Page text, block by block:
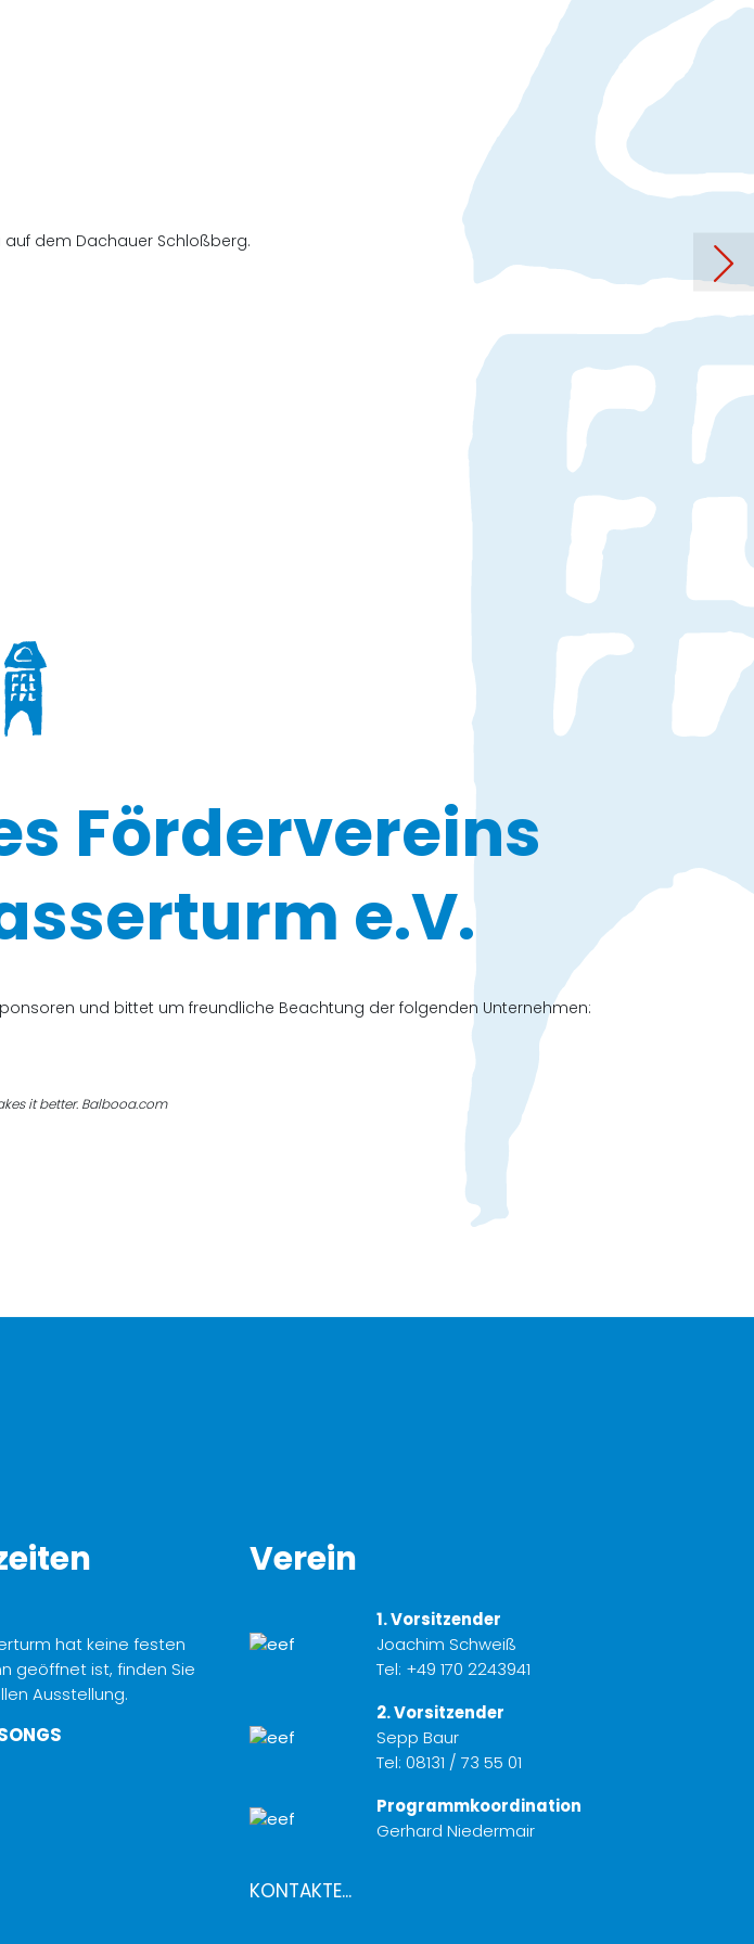
dem Dachauer Schloßberg.
Vorheriger Beitrag: Öffnungszeiten
Fördervereins
e.V.
und bittet um freundliche Beachtung der folgenden Unternehmen:
it better. Balbooa.com
hat keine festen
geöffnet ist, finden Sie
Ausstellung.
Verein
1. Vorsitzender
Joachim Schweiß
Tel: +49 170 2243941
2. Vorsitzender
Sepp Baur
Tel: 08131 / 73 55 01
Programmkoordination
Gerhard Niedermair
KONTAKTE...